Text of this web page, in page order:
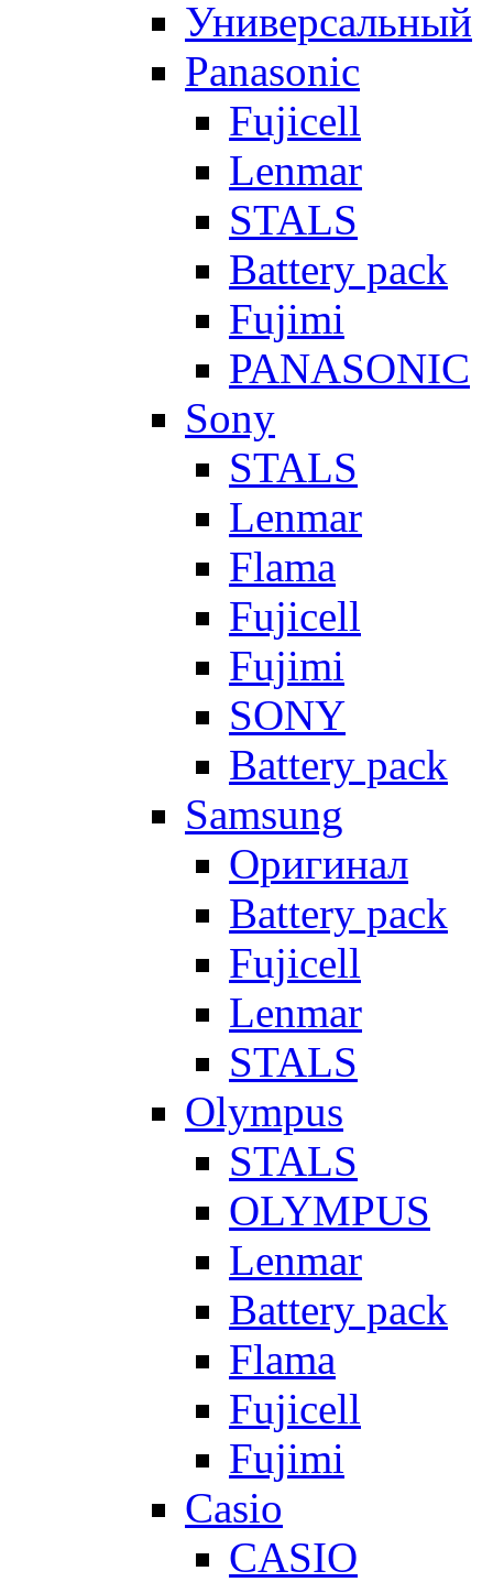
Универсальный
Panasonic
Fujicell
Lenmar
STALS
Battery pack
Fujimi
PANASONIC
Sony
STALS
Lenmar
Flama
Fujicell
Fujimi
SONY
Battery pack
Samsung
Оригинал
Battery pack
Fujicell
Lenmar
STALS
Olympus
STALS
OLYMPUS
Lenmar
Battery pack
Flama
Fujicell
Fujimi
Casio
CASIO